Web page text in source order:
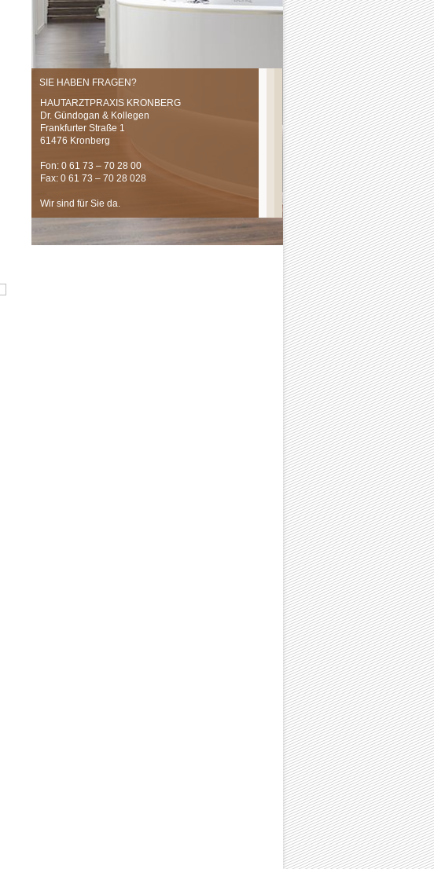
SIE HABEN FRAGEN?
HAUTARZTPRAXIS KRONBERG
Dr. Gündogan & Kollegen
Frankfurter Straße 1
61476 Kronberg
Fon: 0 61 73 – 70 28 00
Fax: 0 61 73 – 70 28 028
Wir sind für Sie da.